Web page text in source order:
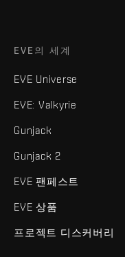
EVE의 세계
EVE Universe
EVE: Valkyrie
Gunjack
Gunjack 2
EVE 팬페스트
EVE 상품
프로젝트 디스커버리